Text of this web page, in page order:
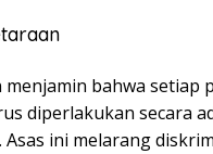
menjamin bahwa setiap
diperlakukan secara
ini melarang